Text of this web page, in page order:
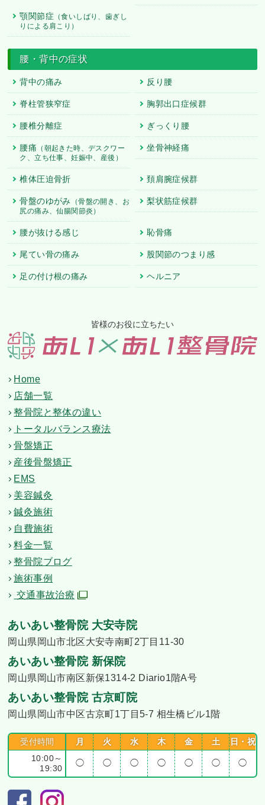
顎関節症 （食いしばり、歯ぎし
りによる肩こり）
腰・背中の症状
背中の痛み 反り腰
脊柱管狭窄症 胸郭出口症候群
腰椎分離症 ぎっくり腰
腰痛 （朝起きた時、デスクワー
ク、立ち仕事、妊娠中、産後）
坐骨神経痛
椎体圧迫骨折 頚肩腕症候群
骨盤のゆがみ
（骨盤の開き、お
尻の痛み、仙腸関節炎）
梨状筋症候群
腰が抜ける感じ 恥骨痛
尾てい骨の痛み 股関節のつまり感
足の付け根の痛み ヘルニア
皆様のお役に立ちたい
Home
店舗一覧
整骨院と整体の違い
トータルバランス療法
骨盤矯正
産後骨盤矯正
EMS
美容鍼灸
鍼灸施術
自費施術
料金一覧
整骨院ブログ
施術事例
交通事故治療
あいあい整骨院 大安寺院
岡山県岡山市北区大安寺南町2丁目11-30
あいあい整骨院 新保院
岡山県岡山市南区新保1314-2 Diario1階A号
あいあい整骨院 古京町院
岡山県岡山市中区古京町1丁目5-7 相生橋ビル1階
受付時間 月 火 水 木 金 土
日・祝
10:00～
19:30
◯ ◯ ◯ ◯ ◯ ◯ ◯